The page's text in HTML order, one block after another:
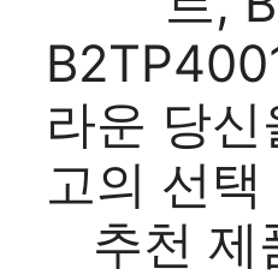
라운 당신
고의 선
추천